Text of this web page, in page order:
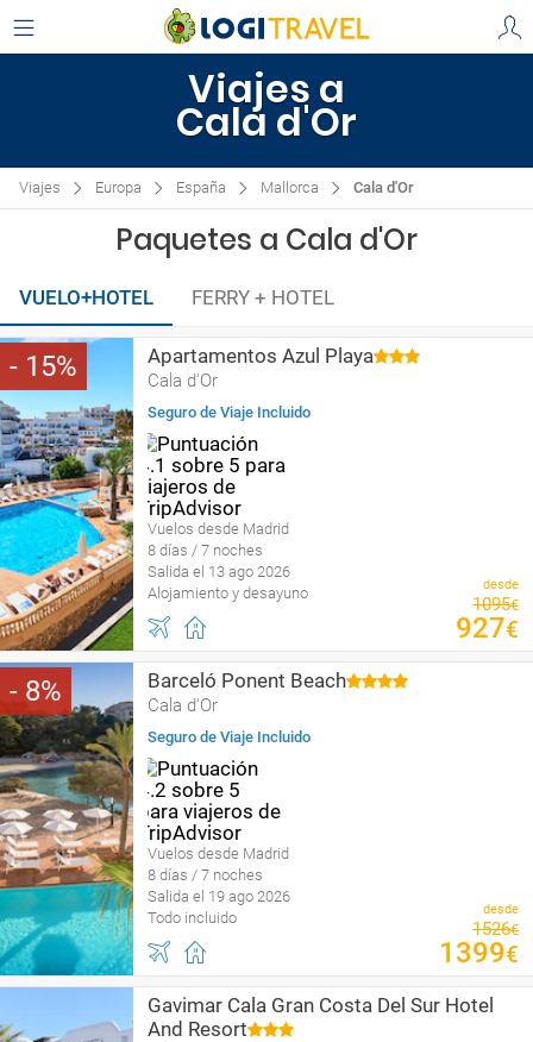
Viajes a
Cala d'Or
Viajes Europa España Mallorca Cala d'Or
Paquetes a Cala d'Or
VUELO+HOTEL FERRY + HOTEL
15 Apartamentos Azul Playa
Cala d'Or
Seguro de Viaje Incluido
Vuelos desde Madrid
8 días / 7 noches
Salida el 13 ago 2026
Alojamiento y desayuno
desde
1095€
927€
8 Barceló Ponent Beach
Cala d'Or
Seguro de Viaje Incluido
Vuelos desde Madrid
8 días / 7 noches
Salida el 19 ago 2026
Todo incluido
desde
1526€
1399€
Gavimar Cala Gran Costa Del Sur Hotel
And Resort